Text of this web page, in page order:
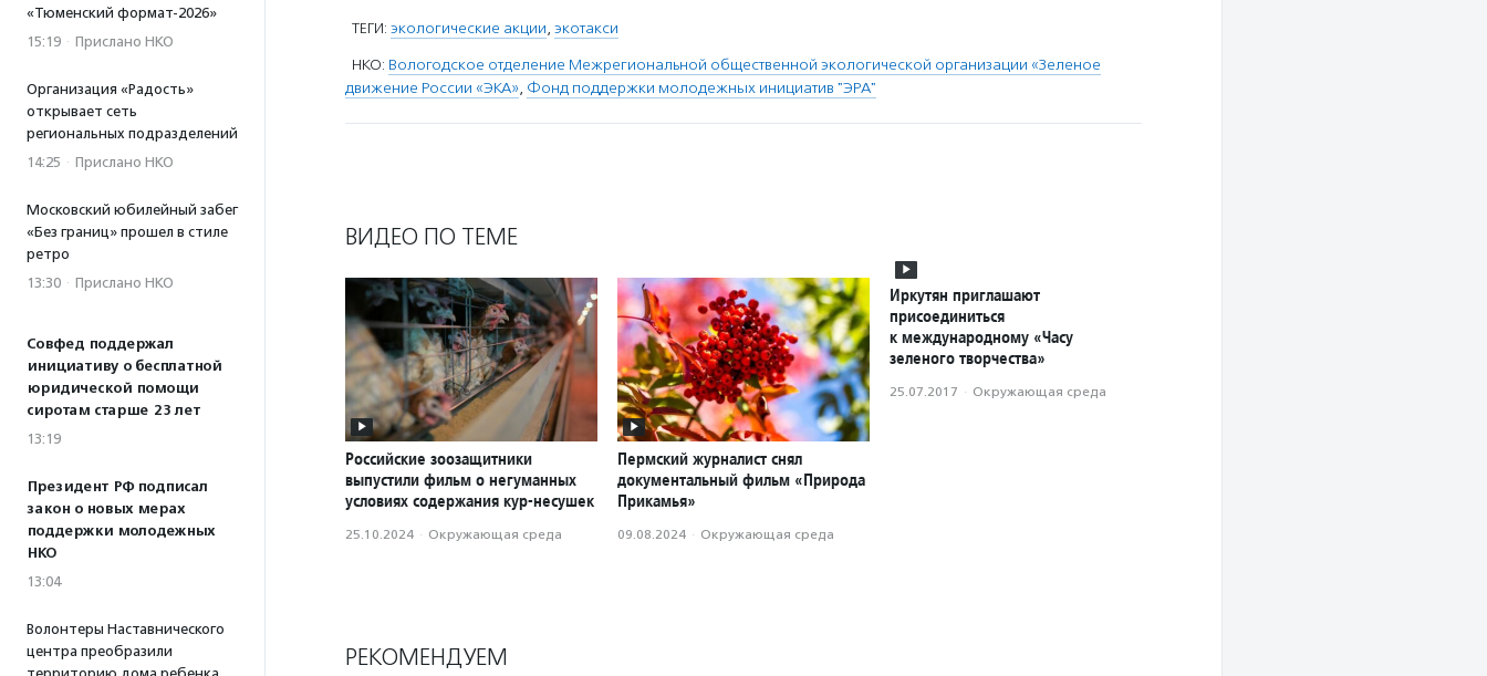
«Тюменский формат-2026»
15:19 · Прислано НКО
Организация «Радость»
открывает сеть
региональных подразделений
14:25 · Прислано НКО
Московский юбилейный забег
«Без границ» прошел в стиле
ретро
13:30 · Прислано НКО
Совфед поддержал
инициативу о бесплатной
юридической помощи
сиротам старше 23 лет
13:19
Президент РФ подписал
закон о новых мерах
поддержки молодежных
НКО
13:04
Волонтеры Наставнического
центра преобразили
ТЕГИ: экологические акции, экотакси
НКО: Вологодское отделение Межрегиональной общественной экологической организации «Зеленое
движение России «ЭКА», Фонд поддержки молодежных инициатив "ЭРА"
ВИДЕО ПО ТЕМЕ
Российские зоозащитники
выпустили фильм о негуманных
условиях содержания кур-несушек
25.10.2024 · Окружающая среда
Пермский журналист снял
документальный фильм «Природа
Прикамья»
09.08.2024 · Окружающая среда
Иркутян приглашают
присоединиться
к международному «Часу
зеленого творчества»
25.07.2017 · Окружающая среда
РЕКОМЕНДУЕМ